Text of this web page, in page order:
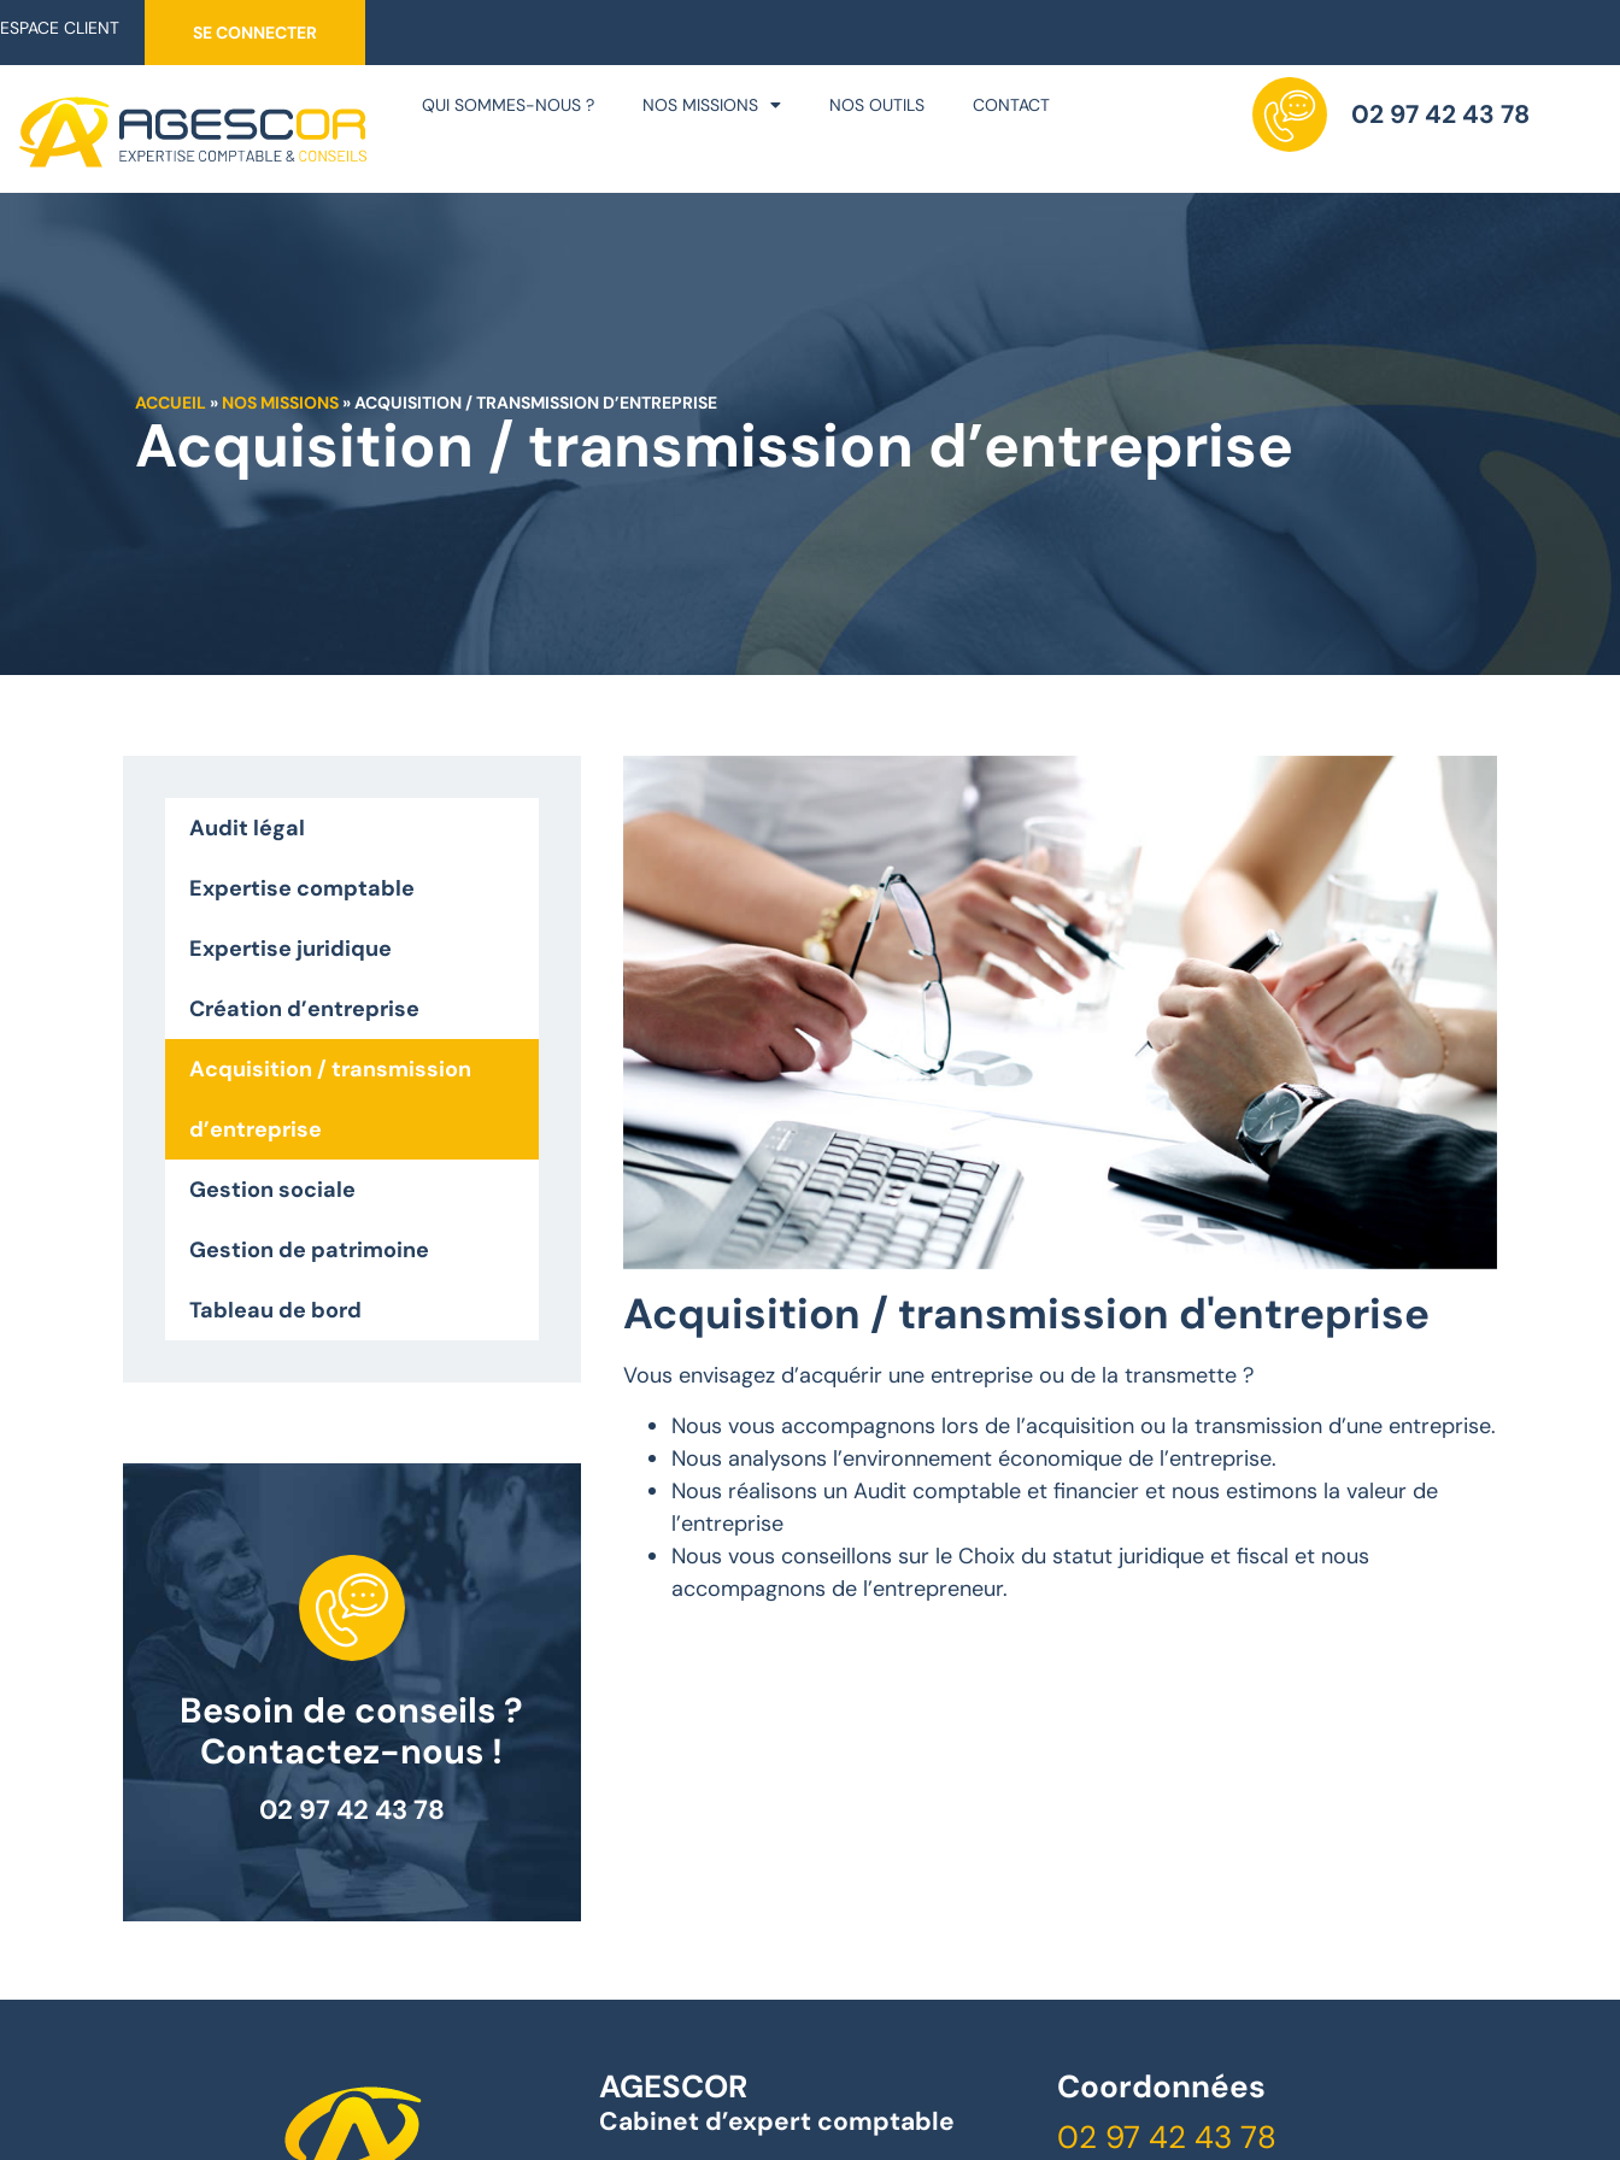
ESPACE CLIENT SE CONNECTER
QUI SOMMES-NOUS ? NOS MISSIONS NOS OUTILS CONTACT 02 97 42 43 78
ACCUEIL » NOS MISSIONS »ACQUISITION / TRANSMISSION D’ENTREPRISE
Acquisition / transmission d’entreprise
Audit légal
Expertise comptable
Expertise juridique
Création d’entreprise
Acquisition / transmission
d’entreprise
Gestion sociale
Gestion de patrimoine
Tableau de bord
Besoin de conseils ?
Contactez-nous !
02 97 42 43 78
Acquisition / transmission d'entreprise
Vous envisagez d’acquérir une entreprise ou de la transmette ?
Nous vous accompagnons lors de l’acquisition ou la transmission d’une entreprise.
Nous analysons l’environnement économique de l’entreprise.
Nous réalisons un Audit comptable et financier et nous estimons la valeur de
l’entreprise
Nous vous conseillons sur le Choix du statut juridique et fiscal et nous
accompagnons de l’entrepreneur.
AGESCOR
Cabinet d’expert comptable
Coordonnées
02 97 42 43 78